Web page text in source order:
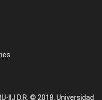
IIJ D.R. © 2018. Universidad